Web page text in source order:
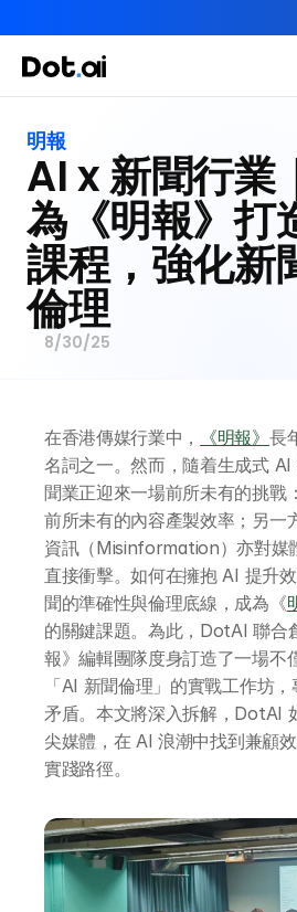
明報
AI x 新聞行業
為《明報》打
課程，強化新
倫理
8/30/25
在香港傳媒行業中， 《明報》 長
名詞之一。然而，隨着生成式
聞業正迎來一場前所未有的挑戰
前所未有的內容產製效率；另一
資訊（Misinformation）亦對媒
直接衝擊。如何在擁抱 AI 提升
聞的準確性與倫理底線，成為《
的關鍵課題。為此，DotAI 聯合
報》編輯團隊度身訂造了一場不
「AI 新聞倫理」的實戰工作坊
矛盾。本文將深入拆解，DotAI
尖媒體，在 AI 浪潮中找到兼顧
實踐路徑。
Dot.AI
全港最貼地AI課
三大恆常課程 主題課程
實用
我們有三